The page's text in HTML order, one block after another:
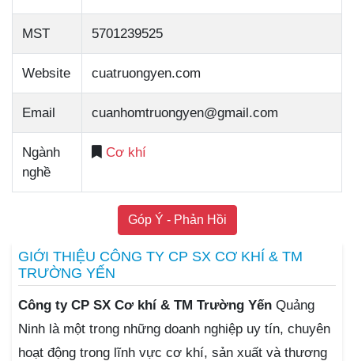
MST 5701239525
Website cuatruongyen.com
Email cuanhomtruongyen@gmail.com
Ngành
nghề
Cơ khí
Góp Ý - Phản Hồi
GIỚI THIỆU CÔNG TY CP SX CƠ KHÍ & TM
TRƯỜNG YẾN
Công ty CP SX Cơ khí & TM Trường Yến Quảng
Ninh là một trong những doanh nghiệp uy tín, chuyên
hoạt động trong lĩnh vực cơ khí, sản xuất và thương